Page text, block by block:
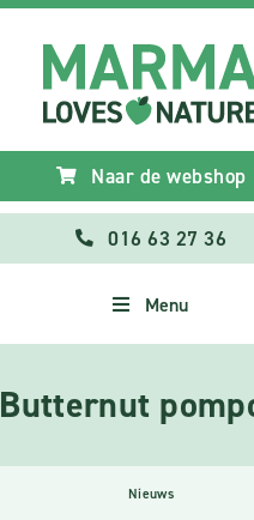
Naar de webshop
016 63 27 36
Menu
Butternut
Nieuws